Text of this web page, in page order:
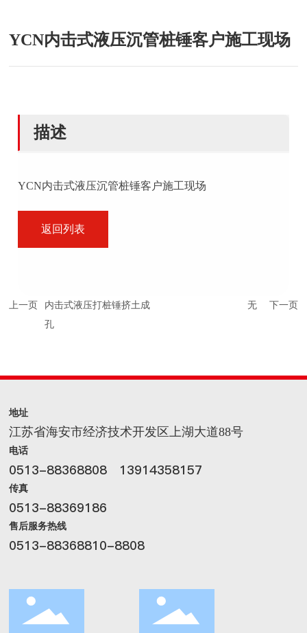
YCN内击式液压沉管桩锤客户施工现场
描述
YCN内击式液压沉管桩锤客户施工现场
返回列表
上一页
内击式液压打桩锤挤土成
孔
无 下一页
地址
江苏省海安市经济技术开发区上湖大道88号
电话
0513-88368808 13914358157
传真
0513-88369186
售后服务热线
0513-88368810-8808